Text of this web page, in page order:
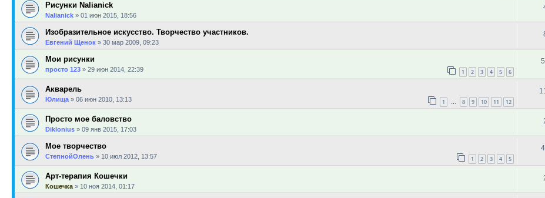
Рисунки Nalianick
Nalianick » 01 июн 2015, 18:56
Изобразительное искусство. Творчество участников.
Евгений Щенок » 30 мар 2009, 09:23
Мои рисунки
просто 123 » 29 июн 2014, 22:39 1 2 3 4 5 6
Акварель
Юлища » 06 июн 2010, 13:13 1 … 8 9 10 11 12
Просто мое баловство
Diklonius » 09 янв 2015, 17:03
Мое творчество
СтепнойОлень » 10 июл 2012, 13:57 1 2 3 4 5
Арт-терапия Кошечки
Кошечка » 10 ноя 2014, 01:17